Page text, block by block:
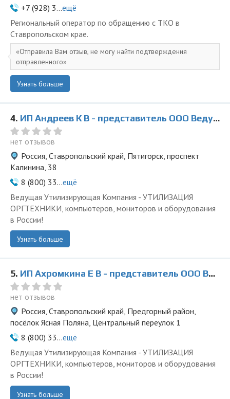
+7 (928) 3...ещё
Региональный оператор по обращению с ТКО в
Ставропольском крае.
Отправила Вам отзыв, не могу найти подтверждения
отправленного
Узнать больше
4. ИП Андреев К В - представитель ООО Ведущая Утилизирующая Компания
нет отзывов
Россия, Ставропольский край, Пятигорск, проспект
Калинина, 38
8 (800) 33...ещё
Ведущая Утилизирующая Компания - УТИЛИЗАЦИЯ
ОРГТЕХНИКИ, компьютеров, мониторов и оборудования
в России!
Узнать больше
5. ИП Ахромкина Е В - представитель ООО Ведущая Утилизирующая Компания
нет отзывов
Россия, Ставропольский край, Предгорный район,
посёлок Ясная Поляна, Центральный переулок 1
8 (800) 33...ещё
Ведущая Утилизирующая Компания - УТИЛИЗАЦИЯ
ОРГТЕХНИКИ, компьютеров, мониторов и оборудования
в России!
Узнать больше